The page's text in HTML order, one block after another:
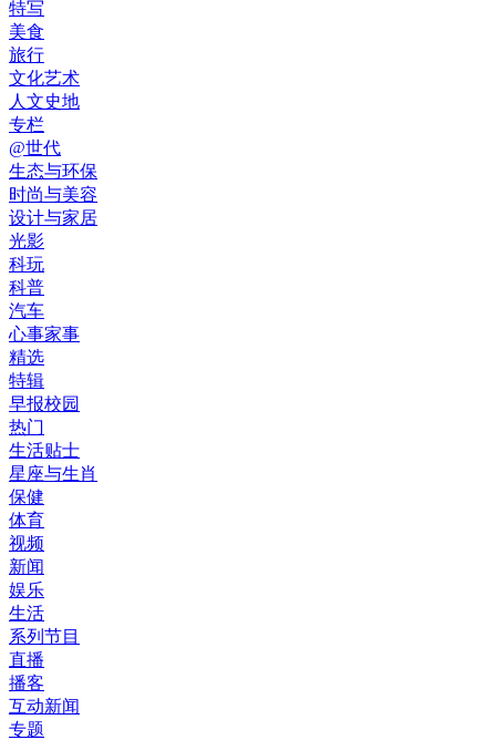
特写
美食
旅行
文化艺术
人文史地
专栏
@世代
生态与环保
时尚与美容
设计与家居
光影
科玩
科普
汽车
心事家事
精选
特辑
早报校园
热门
生活贴士
星座与生肖
保健
体育
视频
新闻
娱乐
生活
系列节目
直播
播客
互动新闻
专题